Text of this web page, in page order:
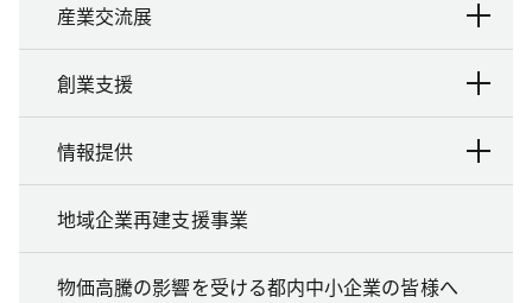
産業交流展
創業支援
情報提供
地域企業再建支援事業
物価高騰の影響を受ける都内中小企業の皆様へ